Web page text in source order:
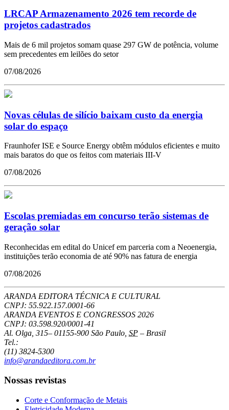
LRCAP Armazenamento 2026 tem recorde de
projetos cadastrados
Mais de 6 mil projetos somam quase 297 GW de potência, volume
sem precedentes em leilões do setor
07/08/2026
Novas células de silício baixam custo da energia
solar do espaço
Fraunhofer ISE e Source Energy obtêm módulos eficientes e muito
mais baratos do que os feitos com materiais III-V
07/08/2026
Escolas premiadas em concurso terão sistemas de
geração solar
Reconhecidas em edital do Unicef em parceria com a Neoenergia,
instituições terão economia de até 90% nas fatura de energia
07/08/2026
ARANDA EDITORA TÉCNICA E CULTURAL
CNPJ: 55.922.157.0001-66
ARANDA EVENTOS E CONGRESSOS 2026
CNPJ: 03.598.920/0001-41
Al. Olga, 315– 01155-900 São Paulo SP – Brasil
Tel.:
(11) 3824-5300
info@arandaeditora.com.br
Nossas revistas
Corte e Conformação de Metais